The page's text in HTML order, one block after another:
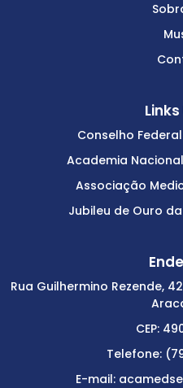
Conselho
Academia
Associação
Jubileu de Ouro
Rua Guilhermino Rezende,
CEP:
Telefone:
E-mail: